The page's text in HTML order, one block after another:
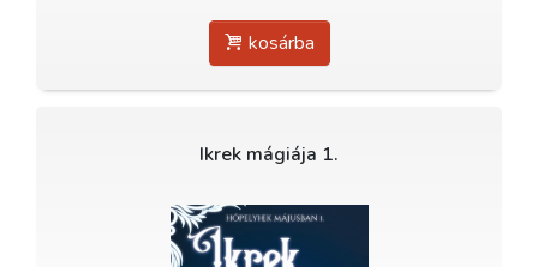
kosárba
Ikrek mágiája 1.